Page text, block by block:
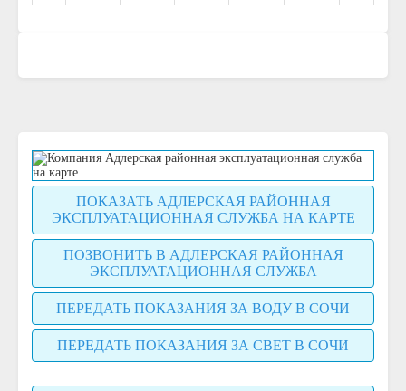
ПОКАЗАТЬ АДЛЕРСКАЯ РАЙОННАЯ
ЭКСПЛУАТАЦИОННАЯ СЛУЖБА НА КАРТЕ
ПОЗВОНИТЬ В АДЛЕРСКАЯ РАЙОННАЯ
ЭКСПЛУАТАЦИОННАЯ СЛУЖБА
ПЕРЕДАТЬ ПОКАЗАНИЯ ЗА ВОДУ В СОЧИ
ПЕРЕДАТЬ ПОКАЗАНИЯ ЗА СВЕТ В СОЧИ